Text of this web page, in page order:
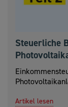
Steuerliche
Artikel lesen